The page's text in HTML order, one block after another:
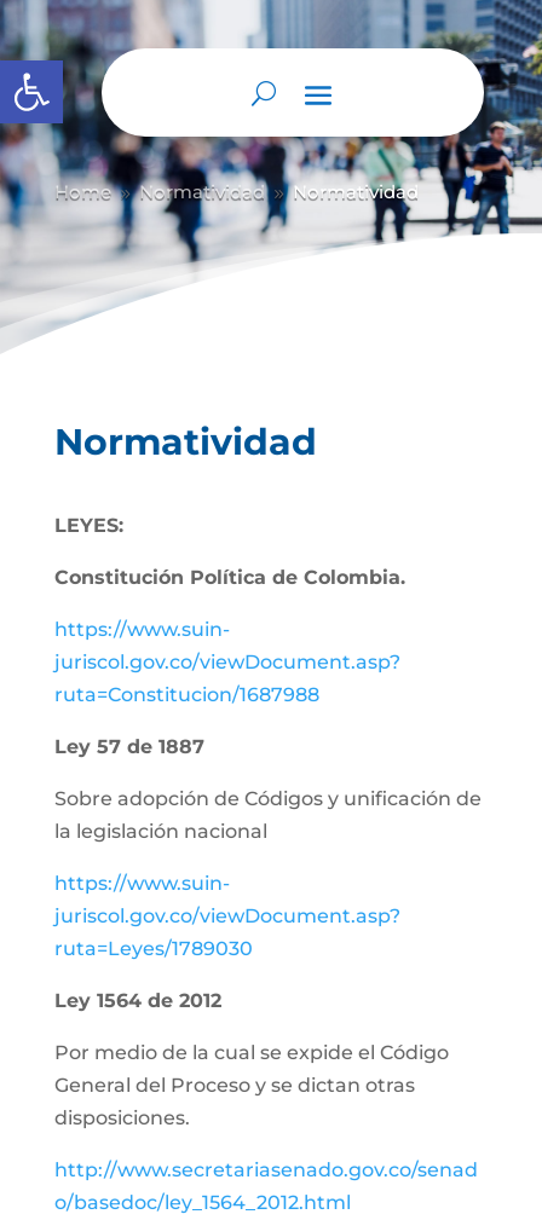
Abrir barra de herramientas
Home 9 Normatividad 9 Normatividad
Normatividad
LEYES:
Constitución Política de Colombia.
https://www.suin-
juriscol.gov.co/viewDocument.asp?
ruta=Constitucion/1687988
Ley 57 de 1887
Sobre adopción de Códigos y unificación de
la legislación nacional
https://www.suin-
juriscol.gov.co/viewDocument.asp?
ruta=Leyes/1789030
Ley 1564 de 2012
Por medio de la cual se expide el Código
General del Proceso y se dictan otras
disposiciones.
http://www.secretariasenado.gov.co/senad
o/basedoc/ley_1564_2012.html